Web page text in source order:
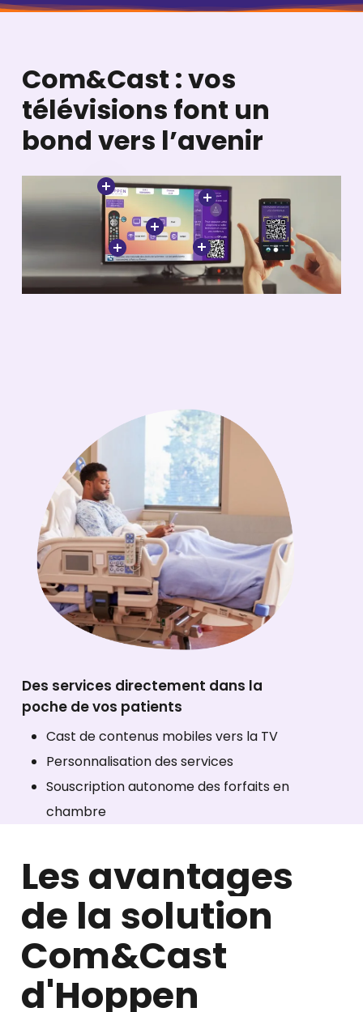
Com&Cast : vos
télévisions font un
bond vers l’avenir​
Close
Close
Close
Close
Close
Des services directement dans la
poche de vos patients​
Cast de contenus mobiles vers la TV​
Personnalisation des services
Souscription autonome des forfaits en
chambre​
Les avantages
de la solution
Com&Cast
d'Hoppen